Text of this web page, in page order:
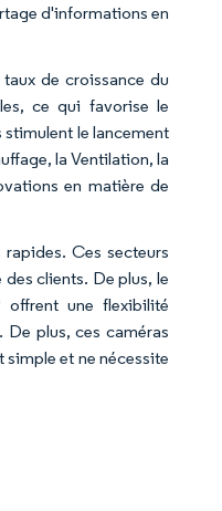
d'informations en
de croissance du
ce qui favorise le
le lancement
la Ventilation, la
en matière de
Ces secteurs
clients. De plus, le
offrent une flexibilité
plus, ces caméras
et ne nécessite